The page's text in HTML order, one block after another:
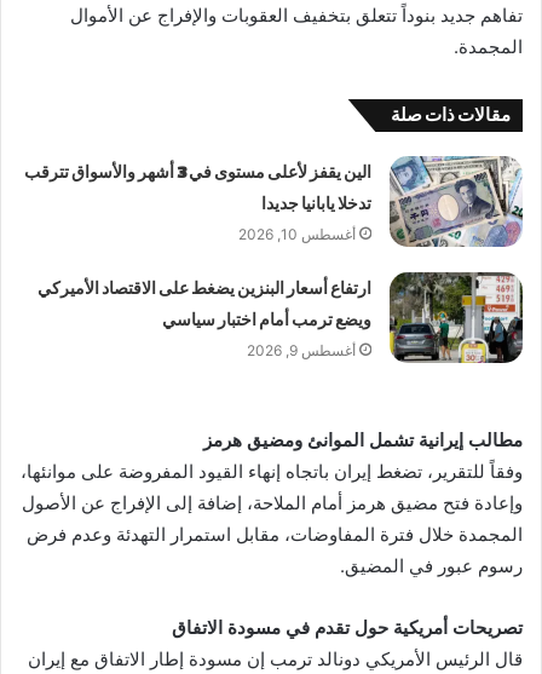
تفاهم جديد بنوداً تتعلق بتخفيف العقوبات والإفراج عن الأموال
المجمدة.
مقالات ذات صلة
الين يقفز لأعلى مستوى في 3 أشهر والأسواق تترقب
تدخلا يابانيا جديدا
أغسطس 10, 2026
ارتفاع أسعار البنزين يضغط على الاقتصاد الأميركي
ويضع ترمب أمام اختبار سياسي
أغسطس 9, 2026
مطالب إيرانية تشمل الموانئ ومضيق هرمز
وفقاً للتقرير، تضغط إيران باتجاه إنهاء القيود المفروضة على موانئها،
وإعادة فتح مضيق هرمز أمام الملاحة، إضافة إلى الإفراج عن الأصول
المجمدة خلال فترة المفاوضات، مقابل استمرار التهدئة وعدم فرض
رسوم عبور في المضيق.
تصريحات أمريكية حول تقدم في مسودة الاتفاق
قال الرئيس الأمريكي دونالد ترمب إن مسودة إطار الاتفاق مع إيران